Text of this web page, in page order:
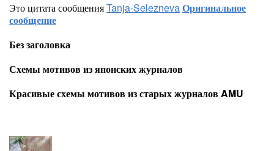
Это цитата сообщенияTanja-SeleznevaОригинальное
сообщение
Без заголовка
Схемы мотивов из японских журналов
Красивые схемы мотивов из старых журналов AMU